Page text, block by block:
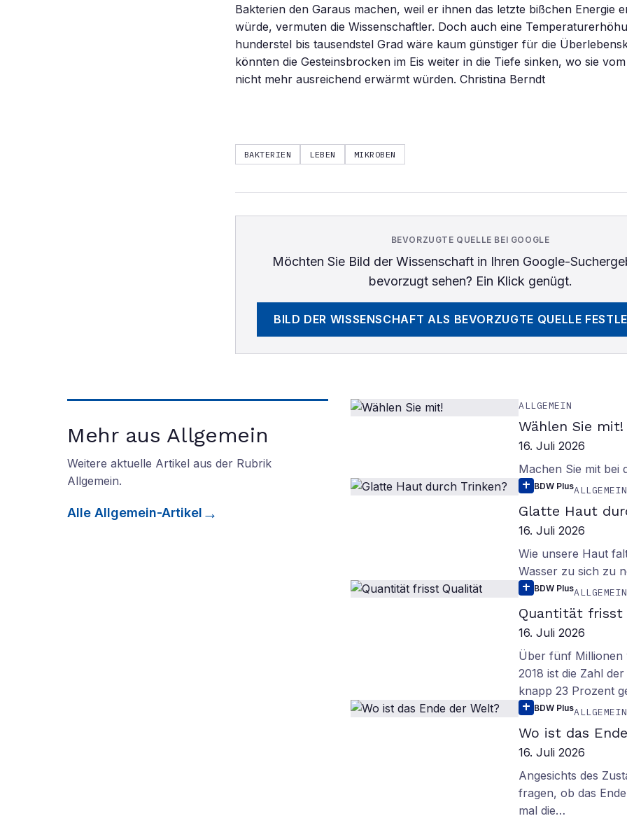
Bakterien den Garaus machen, weil er ihnen das letzte bißchen Energie
würde, vermuten die Wissenschaftler. Doch auch eine
hunderstel bis tausendstel Grad wäre kaum günstiger für die
könnten die Gesteinsbrocken im Eis weiter in die Tiefe sinken, wo sie
nicht mehr ausreichend erwärmt würden. Christina Berndt
BAKTERIEN LEBEN MIKROBEN
BEVORZUGTE QUELLE BEI GOOGLE
Möchten Sie Bild der Wissenschaftin Ihren Google-
bevorzugt sehen? Ein Klick genügt.
BILD DER WISSENSCHAFT ALS BEVORZUGTE QUELLE
Mehr aus Allgemein
Weitere aktuelle Artikel aus der Rubrik
Allgemein.
Alle Allgemein-Artikel
ALLGEMEIN
Wählen Sie mit!
16. Juli 2026
Machen Sie mit bei
BDW PlusALLGEMEIN
Glatte Haut
16. Juli 2026
Wie unsere Haut
Wasser zu sich zu
BDW PlusALLGEMEIN
Quantität frisst
16. Juli 2026
Über fünf Millionen
2018 ist die Zahl
knapp 23 Prozent
BDW PlusALLGEMEIN
Wo ist das
16. Juli 2026
Angesichts des
fragen, ob das
mal die…